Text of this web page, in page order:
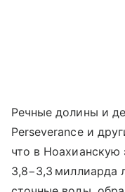
Речные долины и
Perseverance и
что в Ноахианскую
3,8−3,3 миллиарда